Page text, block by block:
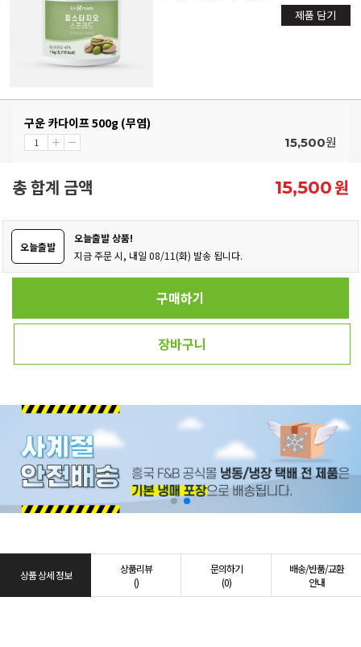
제품 담기
구운 카다이프 500g (무염)
15,500원
총 합계 금액 15,500원
오늘출발
오늘출발 상품!
지금 주문 시, 내일 08/11(화) 발송 됩니다.
구매하기
장바구니
상품 상세 정보
상품리뷰
()
문의하기
(0)
배송/반품/교환
안내